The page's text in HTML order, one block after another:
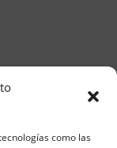
como las